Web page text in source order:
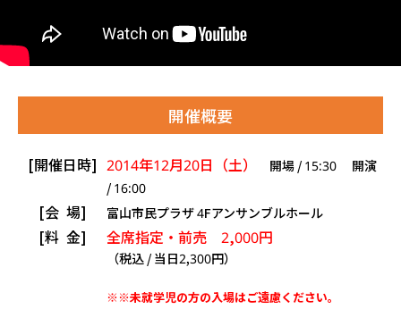
開催概要
[開催日時] 2014年12月20日（土）
開場 / 15:30 開演
/ 16:00
[会 場] 富山市民プラザ 4Fアンサンブルホール
[料 金] 全席指定・前売 2,000円
（税込 / 当日2,300円）
※※未就学児の方の入場はご遠慮ください。